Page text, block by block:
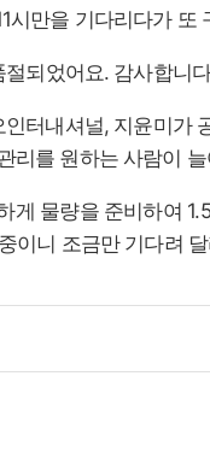
시만을 기다리다가
되었어요. 감사합니
터내셔널, 지윤미가
리를 원하는 사람이
게 물량을 준비하여
이니 조금만 기다려